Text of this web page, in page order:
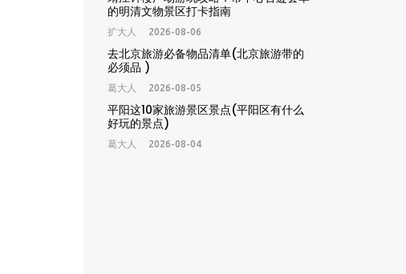
的明清文物景区打卡指南
扩大人 2026-08-06
去北京旅游必备物品清单(北京旅游带的
必须品 )
葛大人 2026-08-05
平阳这10家旅游景区景点(平阳区有什么
好玩的景点)
葛大人 2026-08-04